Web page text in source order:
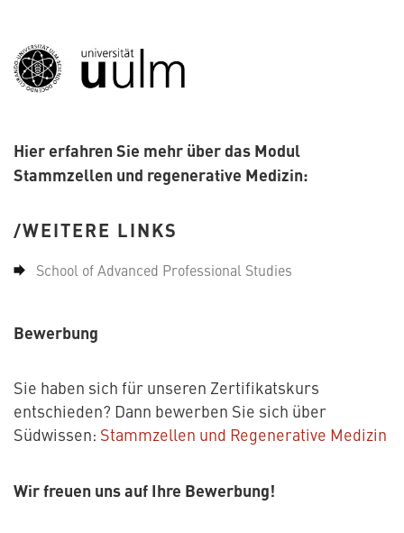
Hier erfahren Sie mehr über das Modul
Stammzellen und regenerative Medizin:
WEITERE LINKS
School of Advanced Professional Studies
Bewerbung
Sie haben sich für unseren Zertifikatskurs
entschieden? Dann bewerben Sie sich über
Südwissen: Stammzellen und Regenerative Medizin
Wir freuen uns auf Ihre Bewerbung!